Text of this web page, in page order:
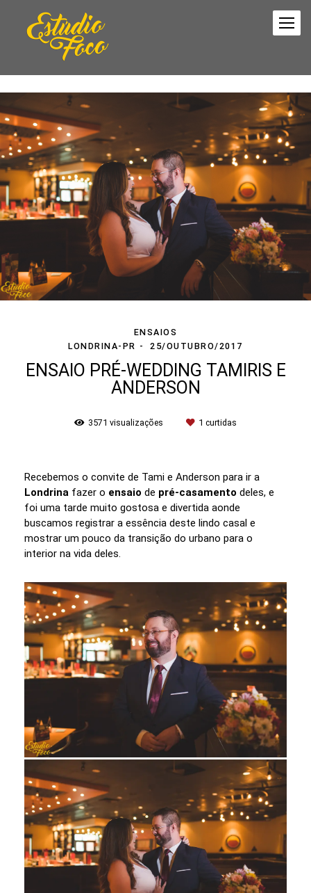
ENSAIOS
LONDRINA-PR
25/OUTUBRO/2017
ENSAIO PRÉ-WEDDING TAMIRIS E
ANDERSON
3571 visualizações 1 curtidas
Recebemos o convite de Tami e Anderson para ir a
Londrina fazer o ensaio de pré-casamento deles, e
foi uma tarde muito gostosa e divertida aonde
buscamos registrar a essência deste lindo casal e
mostrar um pouco da transição do urbano para o
interior na vida deles.